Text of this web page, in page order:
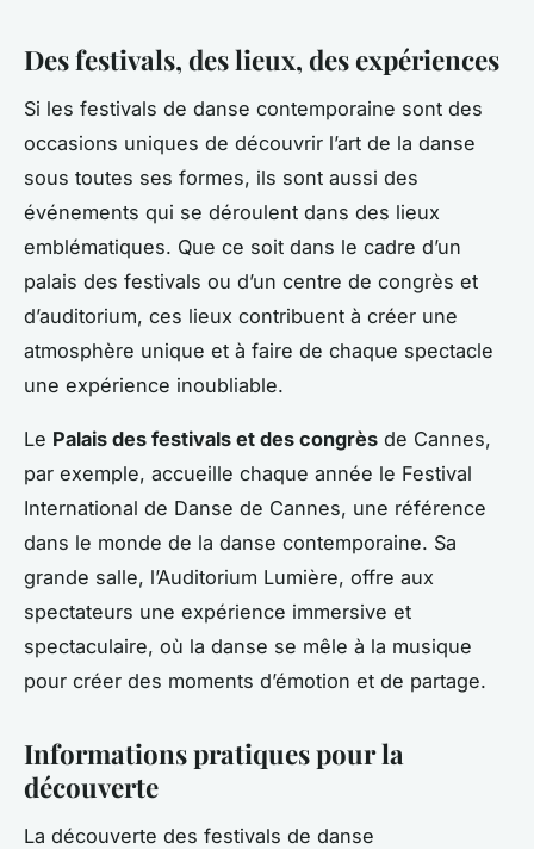
Des festivals, des lieux, des expériences
Si les festivals de danse contemporaine sont des
occasions uniques de découvrir l’art de la danse
sous toutes ses formes, ils sont aussi des
événements qui se déroulent dans des lieux
emblématiques. Que ce soit dans le cadre d’un
palais des festivals ou d’un centre de congrès et
d’auditorium, ces lieux contribuent à créer une
atmosphère unique et à faire de chaque spectacle
une expérience inoubliable.
Le Palais des festivals et des congrès de Cannes,
par exemple, accueille chaque année le Festival
International de Danse de Cannes, une référence
dans le monde de la danse contemporaine. Sa
grande salle, l’Auditorium Lumière, offre aux
spectateurs une expérience immersive et
spectaculaire, où la danse se mêle à la musique
pour créer des moments d’émotion et de partage.
Informations pratiques pour la
découverte
La découverte des festivals de danse